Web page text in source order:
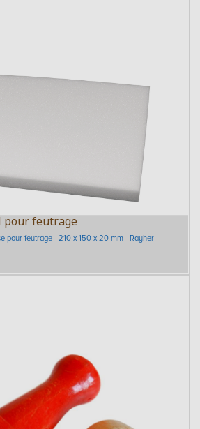
pour feutrage
pour feutrage - 210 x 150 x 20 mm - Rayher